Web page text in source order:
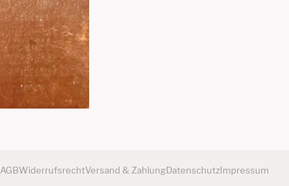
AGBWiderrufsrechtVersand & ZahlungDatenschutzImpressum